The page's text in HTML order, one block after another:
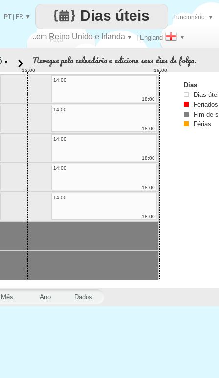
Faça
..em Reino Unido e Irlanda ▼ | England ▼
Dias úteis
PT| FR ▼ Funcionário ▼
Mês Ano Dados
▼ Navegue pelo calendário e adicione seus dias de folga.
13:00
18:00
14:00
18:00
14:00
18:00
14:00
18:00
14:00
18:00
14:00
18:00
Dias
Dias
Feriados
Fim de
Férias